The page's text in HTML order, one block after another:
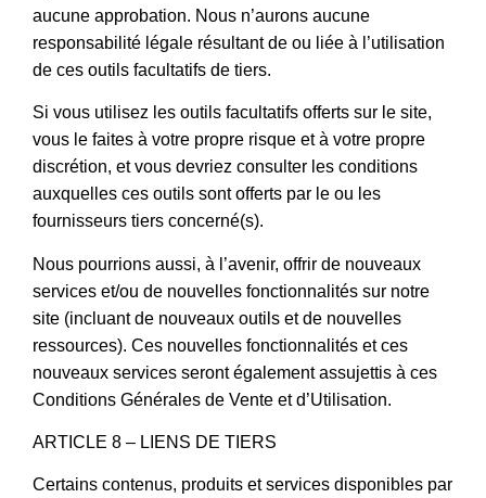
aucune approbation. Nous n’aurons aucune
responsabilité légale résultant de ou liée à l’utilisation
de ces outils facultatifs de tiers.
Si vous utilisez les outils facultatifs offerts sur le site,
vous le faites à votre propre risque et à votre propre
discrétion, et vous devriez consulter les conditions
auxquelles ces outils sont offerts par le ou les
fournisseurs tiers concerné(s).
Nous pourrions aussi, à l’avenir, offrir de nouveaux
services et/ou de nouvelles fonctionnalités sur notre
site (incluant de nouveaux outils et de nouvelles
ressources). Ces nouvelles fonctionnalités et ces
nouveaux services seront également assujettis à ces
Conditions Générales de Vente et d’Utilisation.
ARTICLE 8 – LIENS DE TIERS
Certains contenus, produits et services disponibles par